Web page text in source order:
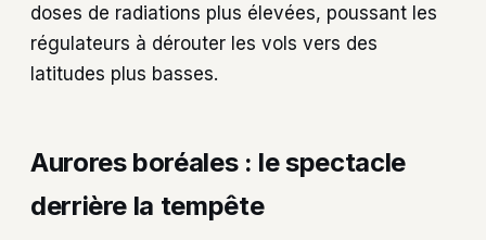
doses de radiations plus élevées, poussant les
régulateurs à dérouter les vols vers des
latitudes plus basses.
Aurores boréales : le spectacle
derrière la tempête